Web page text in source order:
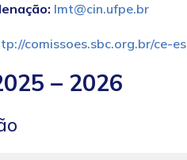
lmt@cin.ufpe.br
comissoes.sbc.org.br/ce-es
– 2026